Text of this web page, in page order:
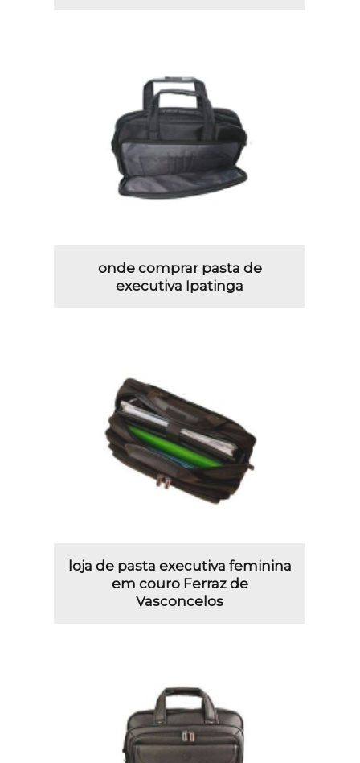
onde comprar pasta de
executiva Ipatinga
loja de pasta executiva feminina
em couro Ferraz de
Vasconcelos